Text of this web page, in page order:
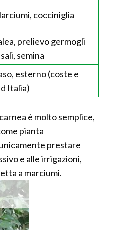
cocciniglia
prelievo germogli
semina
esterno (coste e
Italia)
è molto semplice,
pianta
prestare
e alle irrigazioni,
a marciumi.